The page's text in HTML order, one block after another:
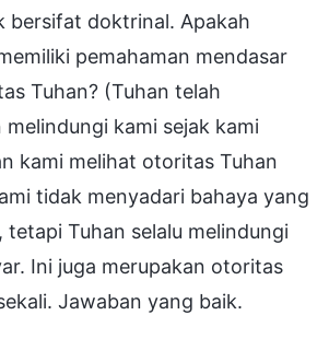
bersifat doktrinal. Apakah
pemahaman mendasar
Tuhan? (Tuhan telah
melindungi kami sejak kami
kami melihat otoritas Tuhan
tidak menyadari bahaya yang
tetapi Tuhan selalu melindungi
Ini juga merupakan otoritas
Jawaban yang baik.